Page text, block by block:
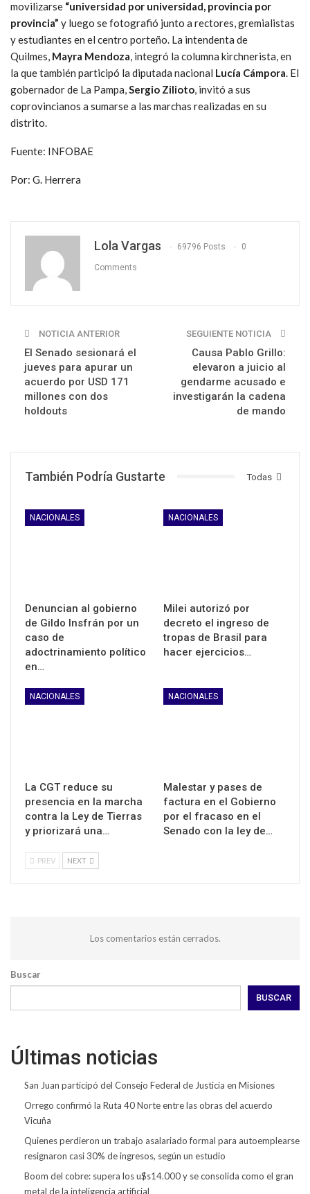
movilizarse “universidad por universidad, provincia por
provincia” y luego se fotografió junto a rectores, gremialistas
y estudiantes en el centro porteño. La intendenta de
Quilmes, Mayra Mendoza, integró la columna kirchnerista, en
la que también participó la diputada nacional Lucía Cámpora. El
gobernador de La Pampa,Sergio Zilioto, invitó a sus
coprovincianos a sumarse a las marchas realizadas en su
distrito.
Fuente: INFOBAE
Por: G. Herrera
Lola Vargas 69796 Posts 0
Comments
NOTICIA ANTERIOR
El Senado sesionará el
jueves para apurar un
acuerdo por USD 171
millones con dos
holdouts
SEGUIENTE NOTICIA
Causa Pablo Grillo:
elevaron a juicio al
gendarme acusado e
investigarán la cadena
de mando
Todas
También Podría Gustarte
NACIONALES
Denuncian al gobierno
de Gildo Insfrán por un
caso de
adoctrinamiento político
en…
NACIONALES
Milei autorizó por
decreto el ingreso de
tropas de Brasil para
hacer ejercicios…
NACIONALES
La CGT reduce su
presencia en la marcha
contra la Ley de Tierras
y priorizará una…
NACIONALES
Malestar y pases de
factura en el Gobierno
por el fracaso en el
Senado con la ley de…
PREV NEXT
Los comentarios están cerrados.
Buscar
BUSCAR
Últimas noticias
San Juan participó del Consejo Federal de Justicia en Misiones
Orrego confirmó la Ruta 40 Norte entre las obras del acuerdo
Vicuña
Quienes perdieron un trabajo asalariado formal para autoemplearse
resignaron casi 30% de ingresos, según un estudio
Boom del cobre: supera los u$s14.000 y se consolida como el gran
metal de la inteligencia artificial